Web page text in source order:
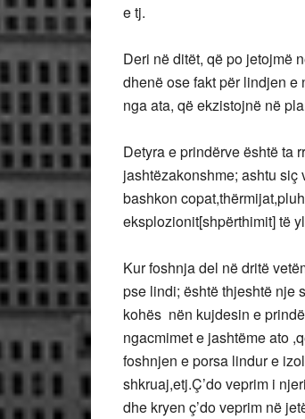
e tj.
Deri në ditët, që po jetojmë
dhenë ose fakt për lindjen e
nga ata, që ekzistojnë në
Detyra e prindërve është ta
jashtëzakonshme; ashtu
bashkon
eksplozionit[shpërthimit] të
Kur foshnja del në dritë
pse lindi; është thjeshtë nje
kohës nën kujdesin e
ngacmimet e jashtëme ato
foshnjen e porsa lindur e
shkruaj,etj.Ç’do veprim i
dhe kryen ç’do veprim në